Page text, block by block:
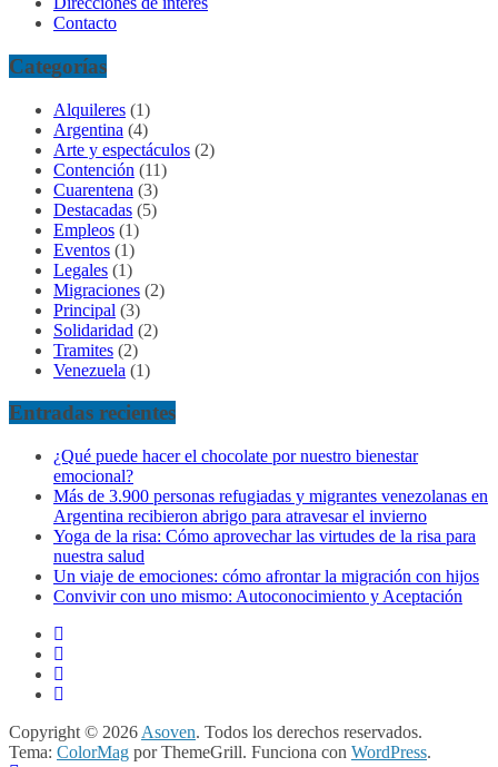
Contacto
Categorías
Alquileres (1)
Argentina (4)
Arte y espectáculos (2)
Contención (11)
Cuarentena (3)
Destacadas (5)
Empleos (1)
Eventos (1)
Legales (1)
Migraciones (2)
Principal (3)
Solidaridad (2)
Tramites (2)
Venezuela (1)
Entradas recientes
¿Qué puede hacer el chocolate por nuestro bienestar
emocional?
Más de 3.900 personas refugiadas y migrantes venezolanas en
Argentina recibieron abrigo para atravesar el invierno
Yoga de la risa: Cómo aprovechar las virtudes de la risa para
nuestra salud
Un viaje de emociones: cómo afrontar la migración con hijos
Convivir con uno mismo: Autoconocimiento y Aceptación
Copyright © 2026 Asoven. Todos los derechos reservados.
Tema: ColorMag por ThemeGrill. Funciona con WordPress.